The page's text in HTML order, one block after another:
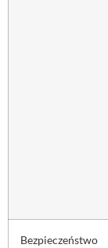
Bezpieczeństwo